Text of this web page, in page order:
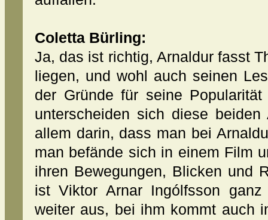
Coletta Bürling:
Ja, das ist richtig, Arnaldur fasst
liegen, und wohl auch seinen
der Gründe für seine
unterscheiden sich diese
allem darin, dass man bei
man befände sich in einem Film
ihren Bewegungen, Blicken und
ist Viktor Arnar Ingólfsson
weiter aus, bei ihm kommt auch